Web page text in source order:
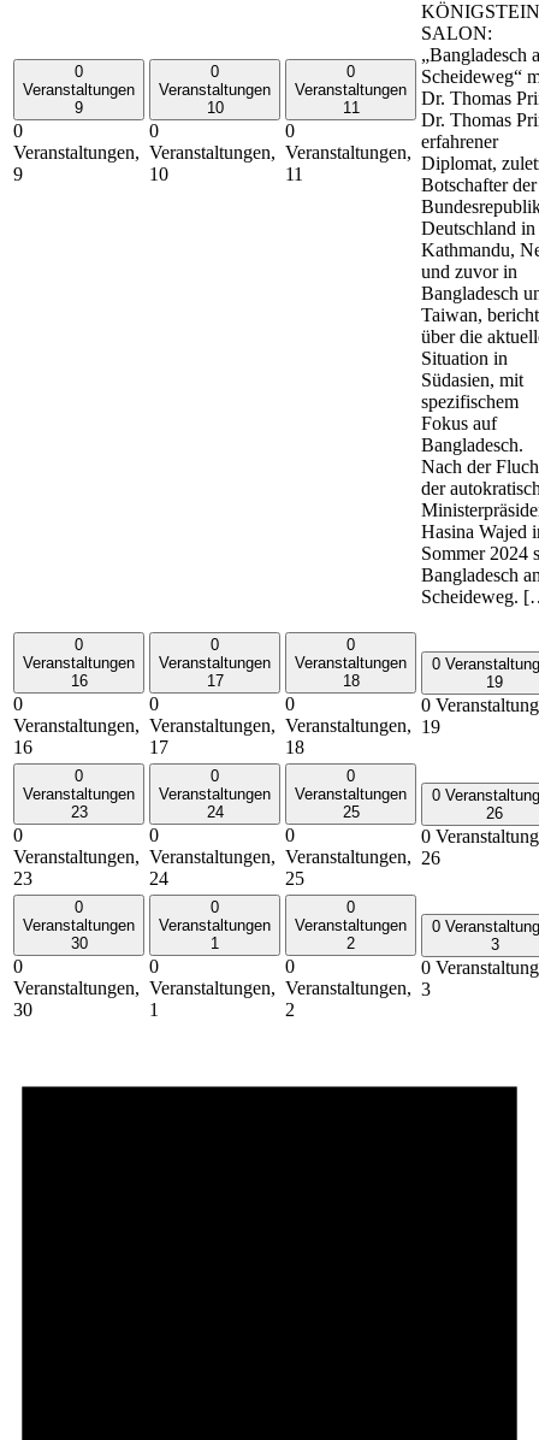
0
Veranstaltungen
9
0
Veranstaltungen,
9
0
Veranstaltungen
10
0
Veranstaltungen,
10
0
Veranstaltungen
11
0
Veranstaltungen,
11
SALON:
„Bangladesch
Scheideweg“
Dr. Thomas
Dr. Thomas
erfahrener
Diplomat,
Botschafter der
Deutschland in
Kathmandu,
und zuvor in
Bangladesch
Taiwan,
über die
Situation in
Südasien, mit
spezifischem
Fokus auf
Bangladesch.
Nach der
der
Hasina Wajed
Sommer 2024
Bangladesch
Scheideweg.
0
Veranstaltungen
16
0
Veranstaltungen,
16
0
Veranstaltungen
17
0
Veranstaltungen,
17
0
Veranstaltungen
18
0
Veranstaltungen,
18
0
19
0
19
0
Veranstaltungen
23
0
Veranstaltungen,
23
0
Veranstaltungen
24
0
Veranstaltungen,
24
0
Veranstaltungen
25
0
Veranstaltungen,
25
0
26
0
26
0
Veranstaltungen
30
0
Veranstaltungen,
30
0
Veranstaltungen
1
0
Veranstaltungen,
1
0
Veranstaltungen
2
0
Veranstaltungen,
2
0
3
0
3